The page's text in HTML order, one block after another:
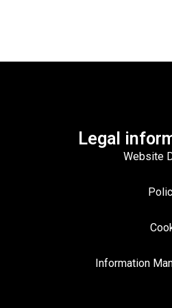
Legal
Website
Information